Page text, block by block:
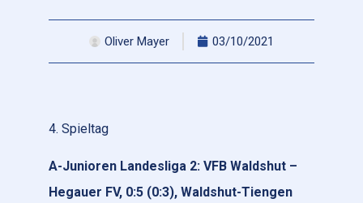
Oliver Mayer 03/10/2021
4. Spieltag
A-Junioren Landesliga 2: VFB Waldshut –
Hegauer FV, 0:5 (0:3), Waldshut-Tiengen